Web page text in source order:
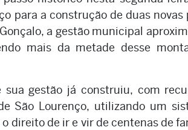
para a construção de duas novas
a gestão municipal
mais da metade desse
gestão já construiu, com
São Lourenço, utilizando um
direito de ir e vir de centenas de